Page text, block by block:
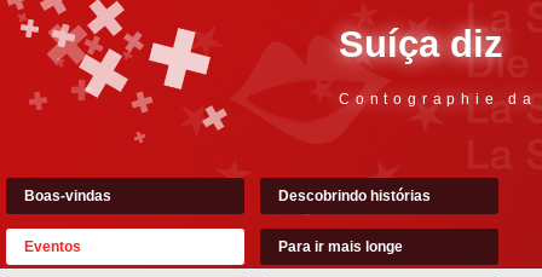
Suíça diz
Contographie
Boas-vindas Descobrindo histórias
Eventos Para ir mais longe